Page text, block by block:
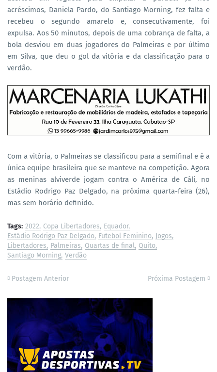
acréscimos, Daniela Pardo, do Santiago Morning, fez falta e
recebeu o segundo amarelo e, consecutivamente, foi
expulsa. Aos 50 minutos, depois de uma cobrança de falta, a
bola desviou em duas jogadores do Palmeiras e por último
em Silva, que deu o gol da vitória e da classificação para o
verdão.
Com a vitória, o Palmeiras se classificou para a semifinal e é a
única equipe brasileira que se manteve na competição. Agora
as meninas alviverde jogam contra o América de Cáli, no
Estádio Rodrigo Paz Delgado, na próxima quarta-feira (26),
mas sem horário definido.
Tags: 2022 Copa Libertadores Equador
Estádio Rodrigo Paz Delgado Futebol Feminino Jogos
Libertadores Palmeiras Quartas de final Quito
Santiago Morning Verdão
Postagem Anterior Próxima Postagem